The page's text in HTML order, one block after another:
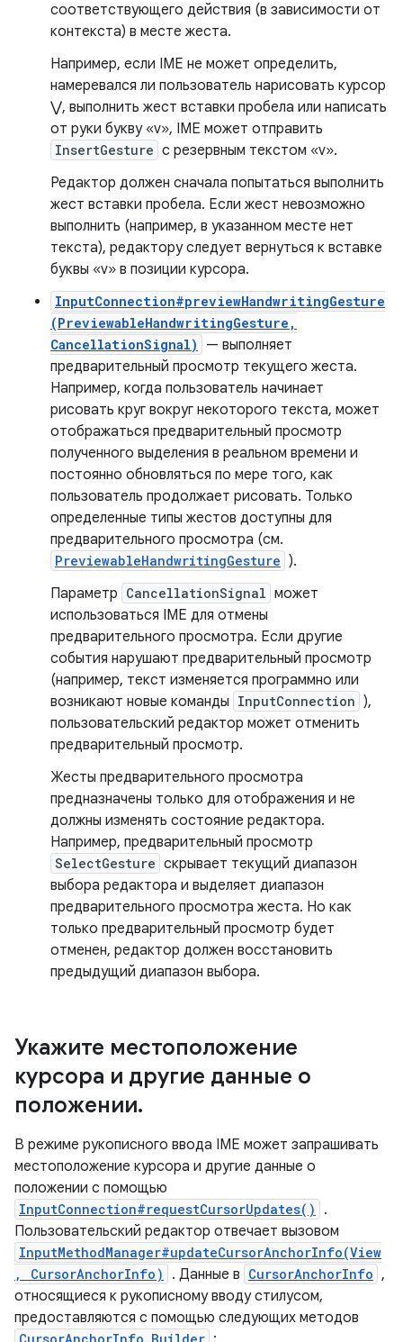
соответствующего действия (в зависимости от
контекста) в месте жеста.
Например, если IME не может определить,
намеревался ли пользователь нарисовать курсор
⋁, выполнить жест вставки пробела или написать
от руки букву «v», IME может отправить
InsertGesture с резервным текстом «v».
Редактор должен сначала попытаться выполнить
жест вставки пробела. Если жест невозможно
выполнить (например, в указанном месте нет
текста), редактору следует вернуться к вставке
буквы «v» в позиции курсора.
InputConnection#previewHandwritingGesture
(PreviewableHandwritingGesture,
CancellationSignal)
— выполняет
предварительный просмотр текущего жеста.
Например, когда пользователь начинает
рисовать круг вокруг некоторого текста, может
отображаться предварительный просмотр
полученного выделения в реальном времени и
постоянно обновляться по мере того, как
пользователь продолжает рисовать. Только
определенные типы жестов доступны для
предварительного просмотра (см.
PreviewableHandwritingGesture ).
Параметр CancellationSignal может
использоваться IME для отмены
предварительного просмотра. Если другие
события нарушают предварительный просмотр
(например, текст изменяется программно или
возникают новые команды InputConnection ),
пользовательский редактор может отменить
предварительный просмотр.
Жесты предварительного просмотра
предназначены только для отображения и не
должны изменять состояние редактора.
Например, предварительный просмотр
SelectGesture скрывает текущий диапазон
выбора редактора и выделяет диапазон
предварительного просмотра жеста. Но как
только предварительный просмотр будет
отменен, редактор должен восстановить
предыдущий диапазон выбора.
Укажите местоположение
курсора и другие данные о
положении.
В режиме рукописного ввода IME может запрашивать
местоположение курсора и другие данные о
положении с помощью
InputConnection#requestCursorUpdates()
.
Пользовательский редактор отвечает вызовом
InputMethodManager#updateCursorAnchorInfo(View
, CursorAnchorInfo)
. Данные в CursorAnchorInfo ,
относящиеся к рукописному вводу стилусом,
предоставляются с помощью следующих методов